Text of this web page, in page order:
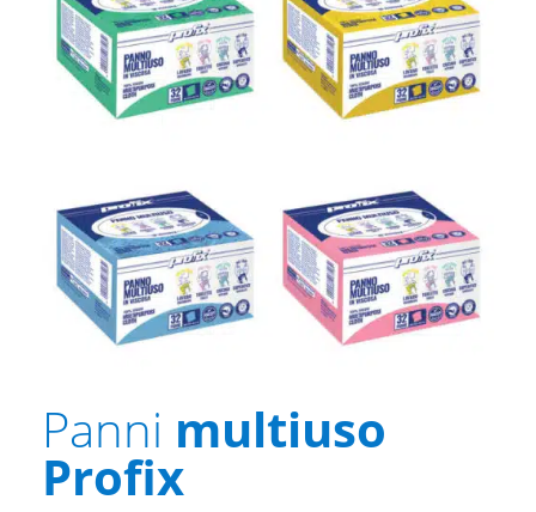
Panni multiuso
Profix